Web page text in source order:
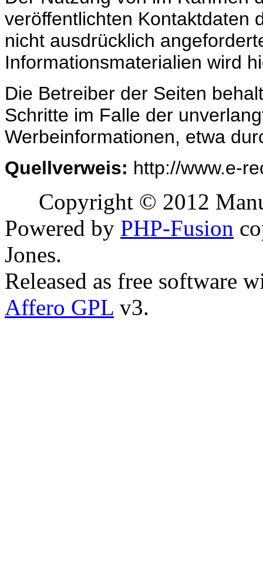
veröffentlichten Kontaktdaten
nicht ausdrücklich
Informationsmaterialien wird
Die Betreiber der Seiten
Schritte im Falle der
Werbeinformationen, etwa
Quellverweis: http://www.e-
Copyright © 2012
Powered by PHP-Fusion
Jones.
Released as free software
Affero GPL v3.